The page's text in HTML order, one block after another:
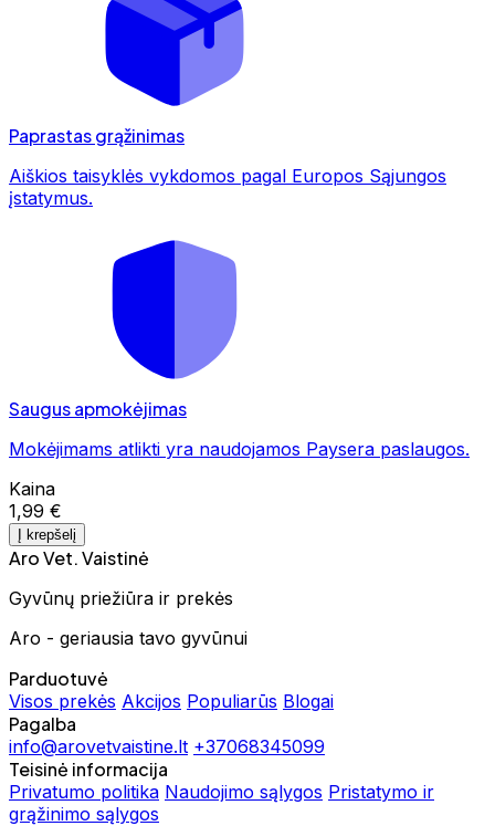
Paprastas grąžinimas
Aiškios taisyklės vykdomos pagal Europos Sąjungos
įstatymus.
Saugus apmokėjimas
Mokėjimams atlikti yra naudojamos Paysera paslaugos.
Kaina
1,99 €
Į krepšelį
Aro Vet. Vaistinė
Gyvūnų priežiūra ir prekės
Aro - geriausia tavo gyvūnui
Parduotuvė
Visos prekės Akcijos Populiarūs Blogai
Pagalba
info@arovetvaistine.lt +37068345099
Teisinė informacija
Privatumo politika Naudojimo sąlygos Pristatymo ir
grąžinimo sąlygos